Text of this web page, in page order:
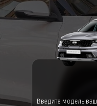
Введите модель